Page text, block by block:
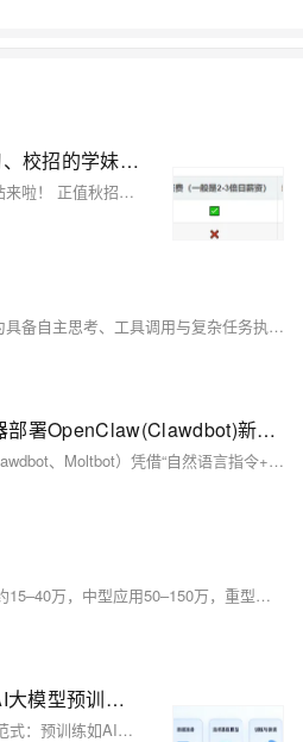
校招答疑总结！准备实习、校招的学妹（弟）们，可不要努力错方向了！
大家好，我是路飞，校招答疑帖来啦！ 正值秋招季，今天这篇文章来给大家分享一下关于在校生投递实习，应届生参加校招需要注意的一些问题。
AI智能体已超越简单对话，成为具备自主思考、工具调用与复杂任务执行能力的独立单元。本文详解7大核心开发环节：角色建模、大模型选型、工具集成、多层记忆、规划编排、安全护栏及持续评估，并推荐2026主流工具栈，助您精准落地报销助手或AI程序员等场景。
2026年阿里云轻量服务器部署OpenClaw(Clawdbot)新手喂饭教程（零代码+全图解）
2026年，OpenClaw（前身为Clawdbot、Moltbot）凭借“自然语言指令+任务自动化执行”的核心优势，成为新手入门AI自动化的首选工具。这款开源AI代理平台无需专业编程基础，仅需输入日常口语化指令，就能完成文件处理、日程管理、多工具协同、代码生成等重复性工作，堪称“私人AI数字员工”。
AI应用开发成本差异大：MVP约15–40万，中型应用50–150万，重型定制超200万。主要含人力、算力（API/显卡）、数据标注、向量库及MLOps维护。轻量工具20–30万起步，复杂平台需百万以上。可按需求精准估算。
从“通才”到“专才”：揭秘AI大模型预训练与微调的核心魔法
本文通俗解析AI“预训练+微调”范式：预训练如AI的“基础教育”，让模型从海量数据中自学语言与视觉规律；微调则是定向“专业培训”，用少量业务数据将通用大模型转化为解决具体问题的“专属专家”。全程兼顾原理、步骤与实践，助力零基础用户轻松上手。（239字）